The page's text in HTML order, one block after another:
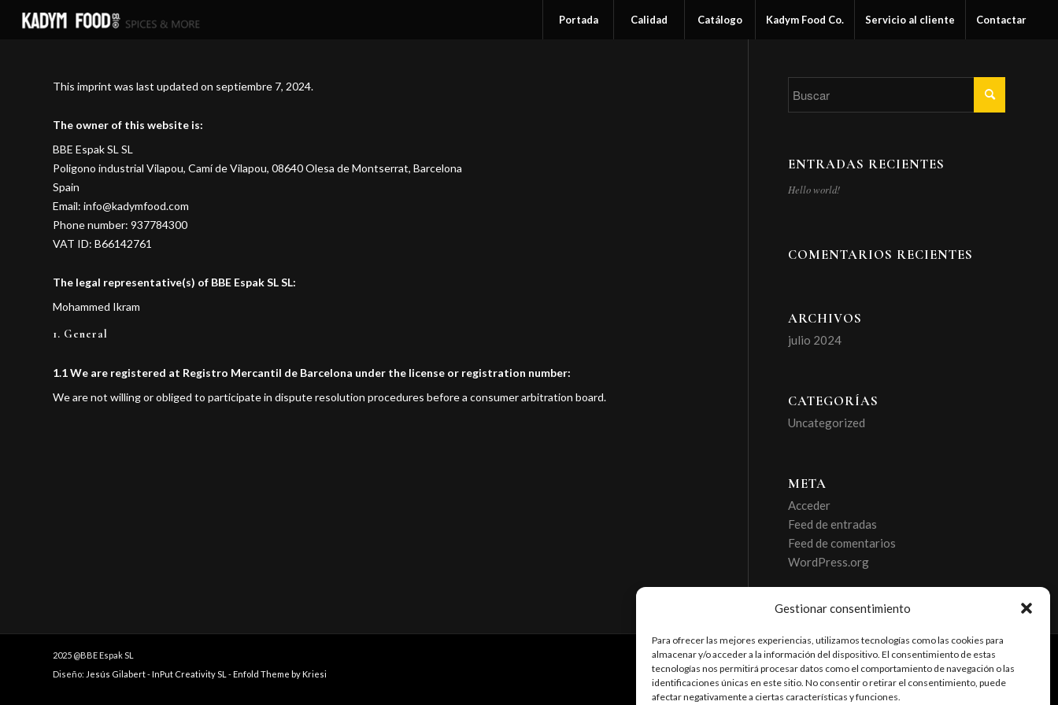
Gestionar consentimiento
Para ofrecer las mejores experiencias, utilizamos tecnologías como las cookies para
almacenar y/o acceder a la información del dispositivo. El consentimiento de estas
tecnologías nos permitirá procesar datos como el comportamiento de navegación o las
identificaciones únicas en este sitio. No consentir o retirar el consentimiento, puede
afectar negativamente a ciertas características y funciones.
Portada Calidad Catálogo Kadym Food Co. Servicio al cliente Contactar
This imprint was last updated on septiembre 7, 2024.
The owner of this website is:
BBE Espak SL SL
Poligono industrial Vilapou, Camí de Vilapou, 08640 Olesa de Montserrat, Barcelona
Spain
Email: info@kadymfood.com
Phone number: 937784300
VAT ID: B66142761
The legal representative(s) of BBE Espak SL SL:
Mohammed Ikram
1. General
1.1 We are registered at Registro Mercantil de Barcelona under the license or registration number:
We are not willing or obliged to participate in dispute resolution procedures before a consumer arbitration board.
ENTRADAS RECIENTES
Hello world!
COMENTARIOS RECIENTES
ARCHIVOS
julio 2024
CATEGORÍAS
Uncategorized
META
Acceder
Feed de entradas
Feed de comentarios
WordPress.org
2025 @BBE Espak SL
Diseño: Jesús Gilabert-InPut Creativity SL -Enfold Theme by Kriesi